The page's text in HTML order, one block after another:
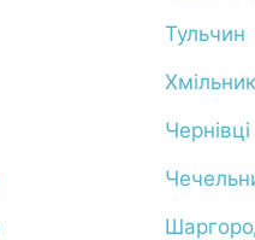
Тульчин
Хмільник
Чернівці